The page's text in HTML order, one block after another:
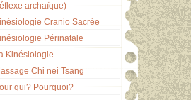
archaïque)
Cranio Sacrée
Périnatale
Kinésiologie
Chi nei Tsang
qui? Pourquoi?